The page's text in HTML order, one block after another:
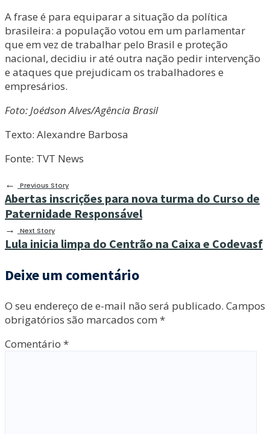
A frase é para equiparar a situação da política
brasileira: a população votou em um parlamentar
que em vez de trabalhar pelo Brasil e proteção
nacional, decidiu ir até outra nação pedir intervenção
e ataques que prejudicam os trabalhadores e
empresários.
Foto: Joédson Alves/Agência Brasil
Texto: Alexandre Barbosa
Fonte: TVT News
←
Previous Story
Abertas inscrições para nova turma do Curso de
Paternidade Responsável
→ Next Story
Lula inicia limpa do Centrão na Caixa e Codevasf
Deixe um comentário
O seu endereço de e-mail não será publicado. Campos
obrigatórios são marcados com *
Comentário *